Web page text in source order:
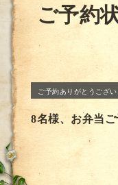
ご予約
ご予約ありがとうござい
8名様、お弁当